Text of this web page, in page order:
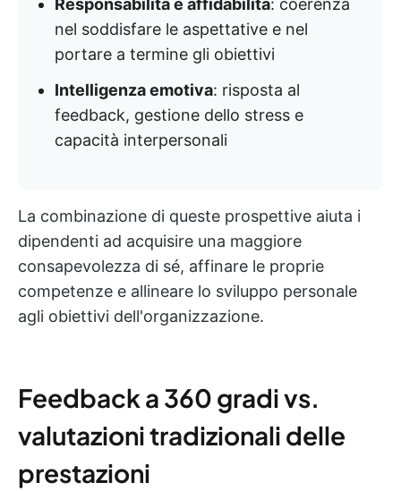
Responsabilità e affidabilità: coerenza
nel soddisfare le aspettative e nel
portare a termine gli obiettivi
Intelligenza emotiva: risposta al
feedback, gestione dello stress e
capacità interpersonali
La combinazione di queste prospettive aiuta i
dipendenti ad acquisire una maggiore
consapevolezza di sé, affinare le proprie
competenze e allineare lo sviluppo personale
agli obiettivi dell'organizzazione.
Feedback a 360 gradi vs.
valutazioni tradizionali delle
prestazioni